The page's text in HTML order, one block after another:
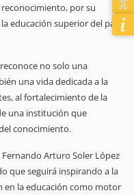
por su
educación superior del país
no solo una
una vida dedicada a la
al fortalecimiento de la
una institución que
conocimiento.
Arturo Soler López
que seguirá inspirando a la
en la educación como motor